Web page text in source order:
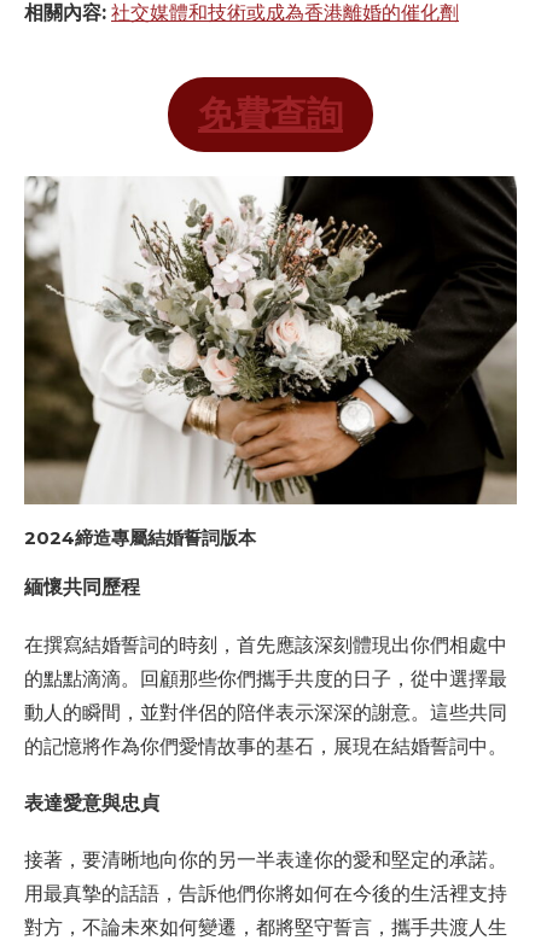
相關內容: 社交媒體和技術或成為香港離婚的催化劑
免費查詢
2024締造專屬結婚誓詞版本
緬懷共同歷程
在撰寫結婚誓詞的時刻，首先應該深刻體現出你們相處中
的點點滴滴。回顧那些你們攜手共度的日子，從中選擇最
動人的瞬間，並對伴侶的陪伴表示深深的謝意。這些共同
的記憶將作為你們愛情故事的基石，展現在結婚誓詞中。
表達愛意與忠貞
接著，要清晰地向你的另一半表達你的愛和堅定的承諾。
用最真摯的話語，告訴他們你將如何在今後的生活裡支持
對方，不論未來如何變遷，都將堅守誓言，攜手共渡人生